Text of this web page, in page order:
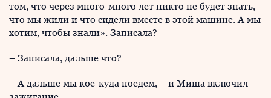
том, что через много-много лет никто не будет знать,
что мы жили и что сидели вместе в этой машине. А мы
хотим, чтобы знали». Записала?
– Записала, дальше что?
– А дальше мы кое-куда поедем, – и Миша включил